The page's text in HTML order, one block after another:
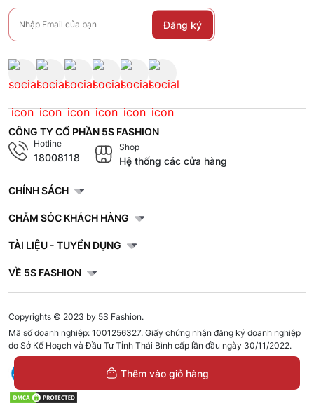
Thêm vào giỏ hàng
Đăng ký
CÔNG TY CỔ PHẦN 5S FASHION
Hotline
18008118
Shop
Hệ thống các cửa hàng
CHÍNH SÁCH
CHĂM SÓC KHÁCH HÀNG
TÀI LIỆU - TUYỂN DỤNG
VỀ 5S FASHION
Copyrights © 2023 by 5S Fashion.
Mã số doanh nghiệp: 1001256327. Giấy chứng nhận đăng ký doanh nghiệp
do Sở Kế Hoạch và Đầu Tư Tỉnh Thái Bình cấp lần đầu ngày 30/11/2022.